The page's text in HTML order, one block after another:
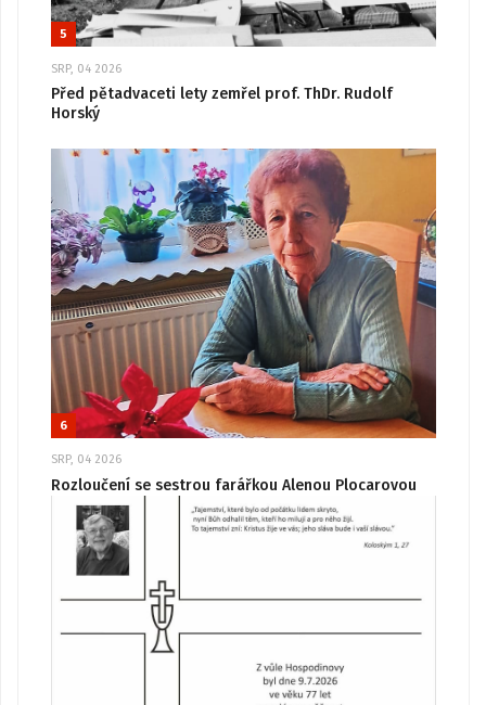
5
SRP, 04 2026
Před pětadvaceti lety zemřel prof. ThDr. Rudolf
Horský
6
SRP, 04 2026
Rozloučení se sestrou farářkou Alenou Plocarovou